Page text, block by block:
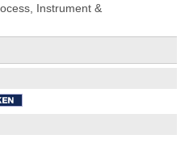
Instrument &